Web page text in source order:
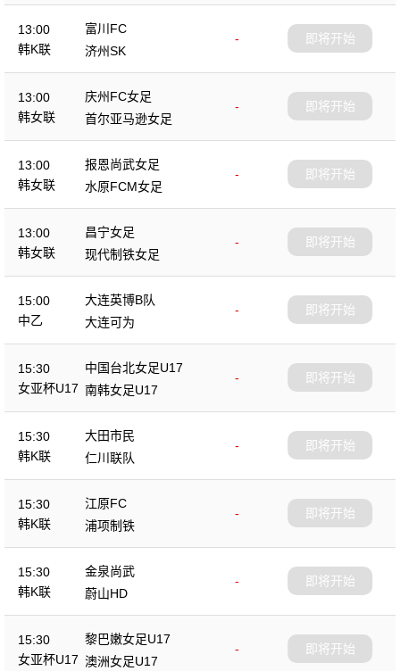
13:00
韩K联
富川FC
-
济州SK
即将开始
13:00
韩女联
庆州FC女足
-
首尔亚马逊女足
即将开始
13:00
韩女联
报恩尚武女足
-
水原FCM女足
即将开始
13:00
韩女联
昌宁女足
-
现代制铁女足
即将开始
15:00
中乙
大连英博B队
-
大连可为
即将开始
15:30
女亚杯U17
中国台北女足U17
-
南韩女足U17
即将开始
15:30
韩K联
大田市民
-
仁川联队
即将开始
15:30
韩K联
江原FC
-
浦项制铁
即将开始
15:30
韩K联
金泉尚武
-
蔚山HD
即将开始
15:30
女亚杯U17
黎巴嫩女足U17
-
澳洲女足U17
即将开始